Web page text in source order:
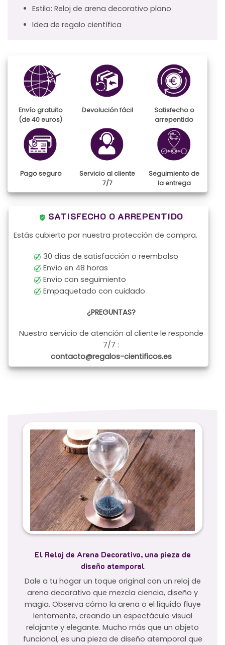
Estilo: Reloj de arena decorativo plano
Idea de regalo científica
Envío gratuito
(de 40 euros)
Devolución fácil
Satisfecho o
arrepentido
Pago seguro
Servicio al cliente
7/7
Seguimiento de
la entrega
SATISFECHO O ARREPENTIDO
Estás cubierto por nuestra protección de compra.
30 días de satisfacción o reembolso
Envío en 48 horas
Envío con seguimiento
Empaquetado con cuidado
¿PREGUNTAS?
Nuestro servicio de atención al cliente le responde
7/7 :
contacto@regalos-cientificos.es
El Reloj de Arena Decorativo, una pieza de
diseño atemporal
Dale a tu hogar un toque original con un reloj de
arena decorativo que mezcla ciencia, diseño y
magia. Observa cómo la arena o el líquido fluye
lentamente, creando un espectáculo visual
relajante y elegante. Mucho más que un objeto
funcional, es una pieza de diseño atemporal que